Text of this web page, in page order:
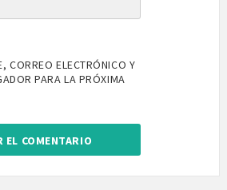
CORREO ELECTRÓNICO Y
PARA LA PRÓXIMA